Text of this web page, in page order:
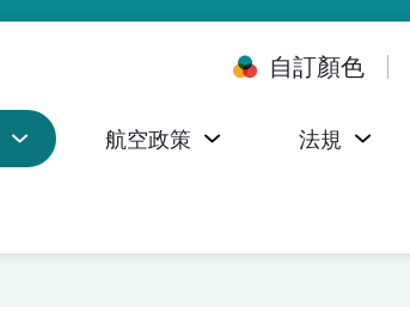
自訂顏色
航空政策 法規